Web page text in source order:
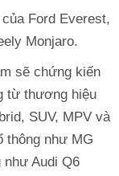
Ford Everest,
Monjaro.
sẽ chứng kiến
từ thương hiệu
SUV, MPV và
thông như MG
như Audi Q6